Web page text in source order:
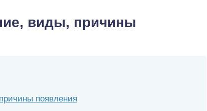
виды, причины
появления